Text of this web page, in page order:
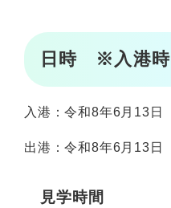
日時 ※入港時
入港：令和8年6月13日
出港：令和8年6月13日
見学時間